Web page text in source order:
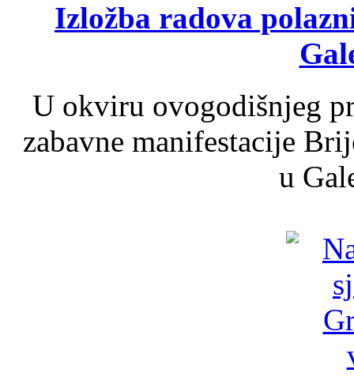
Izložba radova
U okviru ovogodišnjeg
zabavne manifestacije
u